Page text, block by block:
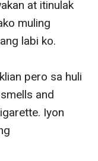
at itinulak
muling
labi ko.
pero sa huli
and
Iyon